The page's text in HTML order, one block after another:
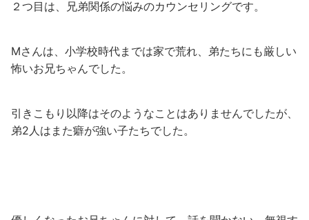
２つ目は、兄弟関係の悩みのカウンセリングです。
Mさんは、小学校時代までは家で荒れ、弟たちにも厳しい
怖いお兄ちゃんでした。
引きこもり以降はそのようなことはありませんでしたが、
弟2人はまた癖が強い子たちでした。